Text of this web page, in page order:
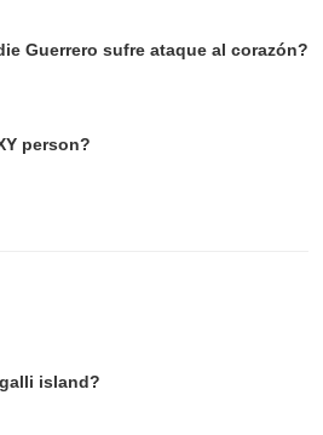
Guerrero sufre ataque al corazón?
person?
island?